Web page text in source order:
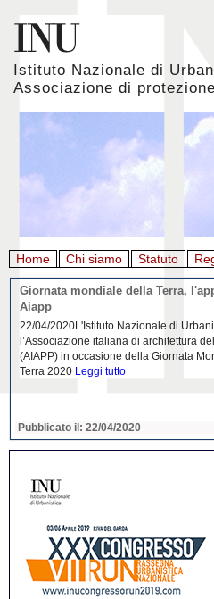
Istituto Nazionale di
Associazione di
Home Chi siamo Statuto
Giornata mondiale della Terra,
Aiapp
22/04/2020L'Istituto Nazionale di
l’Associazione italiana di architettura
(AIAPP) in occasione della Giornata
Terra 2020 Leggi tutto
Pubblicato il: 22/04/2020